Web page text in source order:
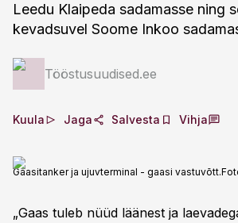
Leedu Klaipeda sadamasse ning
kevadsuvel Soome Inkoo
Tööstusuudised.ee
Kuula Jaga Salvesta Vihja
Gaasitanker ja ujuvterminal - gaasi vastuvõtt.
„Gaas tuleb nüüd läänest ja